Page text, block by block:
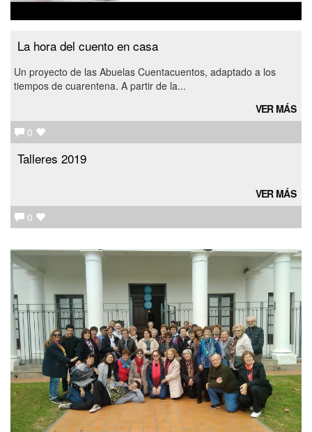
La hora del cuento en casa
Un proyecto de las Abuelas Cuentacuentos, adaptado a los
tiempos de cuarentena. A partir de la...
VER MÁS
0
Talleres 2019
VER MÁS
0